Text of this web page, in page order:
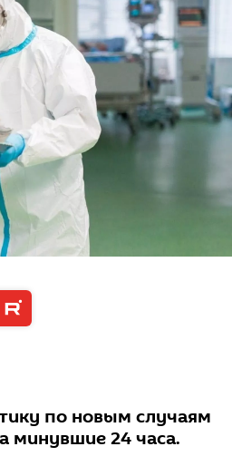
по новым случаям
минувшие 24 часа.